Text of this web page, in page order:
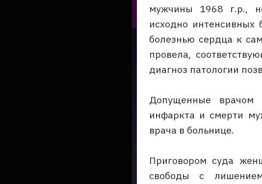
мужчины 1968 г.р.,
исходно
болезнью сердца к
провела,
диагноз патологии
Допущенные врачом
инфаркта и смерти
врача в больнице.
Приговором суда
свободы с